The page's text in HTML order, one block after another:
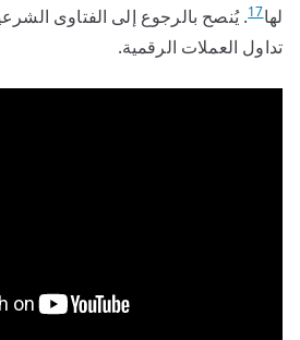
لها17. يُنصح بالرجوع إلى الفتاوى
تداول العملات الرقمية.